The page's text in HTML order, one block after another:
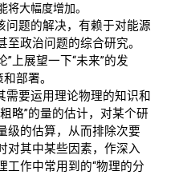
将大幅度增加。
问题的解决，有赖于对能源
政治问题的综合研究。
”上展望一下“未来”的发
部署。
需要运用理论物理的知识和
略”的量的估计，对某个研
级的估算，从而排除次要
对其中某些因素，作深入
工作中常用到的“物理的分